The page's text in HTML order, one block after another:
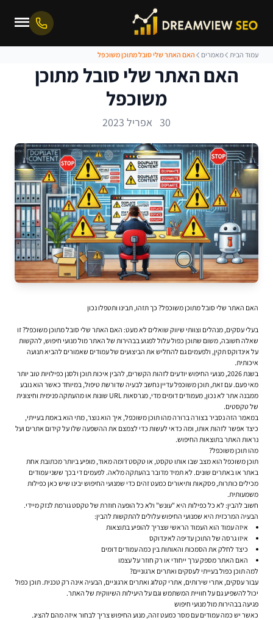
עמוד הבית מאמרים האם האתר שלי סובל מתוכן משוכפל
האם האתר שלי סובל מתוכן
משוכפל
30 אפריל 2023
האם האתר שלי סובל מתוכן משוכפל? כך תזהו, תבינו ותטפלו נכון
בעלי עסקים, מנהלים וצוותי שיווק שואלים לא מעט: האם האתר שלי סובל מתוכן משוכפל?זו
שאלה חשובה, משום שתוכן כפול עלול לפגוע בבהירות של האתר מול מנועי חיפוש, להקשות
על אינדוקס תקין, ולפעמים גם להחליש את הביצועים של עמודים שאמורים להביא תנועה
איכותית.
בשנת 2026, מנועי החיפוש יודעים לזהות הקשרים, להבין איכות תוכן ולסנן כפילויות טוב יותר
מאי פעם. עם זאת, תוכן משוכפל עדיין נחשב לבעיה שדורשת טיפול, במיוחד כאשר הוא נובע
ממבנה אתר לא נכון, מעמודים דומים מדי, מגרסאות URL שונות או מהעתקה פנימית וחיצונית
של טקסטים.
במאמר הזה נסביר בצורה ברורה מהו תוכן משוכפל, איך הוא נוצר, מתי הוא באמת בעייתי,
כיצד אפשר לזהות אותו, ומה כדאי לעשות כדי לצמצם את ההשפעה שלו על קידום אתרים ועל
נראות האתר בתוצאות החיפוש.
מהו תוכן משוכפל?
תוכן משוכפל הוא מצב שבו אותו טקסט, או טקסט דומה מאוד, מופיע ביותר מכתובת אחת
באתר או באתרים שונים. לא תמיד מדובר בהעתקה מלאה. לפעמים די בכך ששני עמודים
מכילים כותרות, פסקאות ותיאורים כמעט זהים כדי שמנועי החיפוש יבינו שיש כאן כפילות
משמעותית.
חשוב להבין: לא כל כפילות היא "עונש" ולא כל הופעה חוזרת של טקסט גורמת לנזק מיידי.
הבעיה המרכזית היא שמנועי החיפוש עלולים להתקשות להבין:
איזה עמוד הוא העמוד הראשי שצריך להופיע בתוצאות
איזו גרסה של התוכן עדיפה לאינדוקס
כיצד לחלק את הסמכות והאותות בין כמה עמודים דומים
האם האתר מספק ערך ייחודי או רק חוזר על עצמו
למה תוכן כפול בעייתי לעסקים ואתרים ארגוניים?
עבור עסקים, אתרי שירותים, אתרי קטלוג ואתרים ארגוניים, הבעיה אינה רק טכנית. תוכן כפול
יכול להשפיע גם על חוויית המשתמש וגם על היעילות השיווקית של האתר.
פגיעה בבהירות מול מנועי חיפוש
כאשר יש כמה עמודים עם מסר כמעט זהה, מנוע החיפוש צריך לבחור איזה מהם להציג.